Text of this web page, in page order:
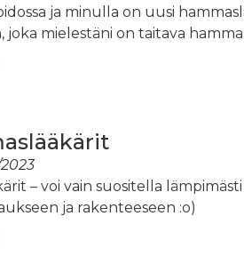
ja minulla on uusi
joka mielestäni on taitava
– voi vain suositella
ja rakenteeseen :o)